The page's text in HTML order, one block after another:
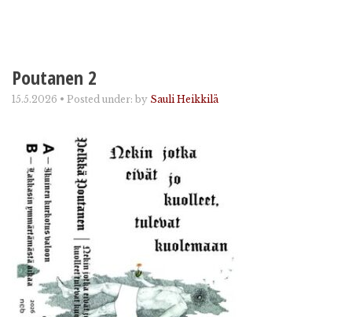
Poutanen 2
15.5.2026 • Posted under: by Sauli Heikkilä